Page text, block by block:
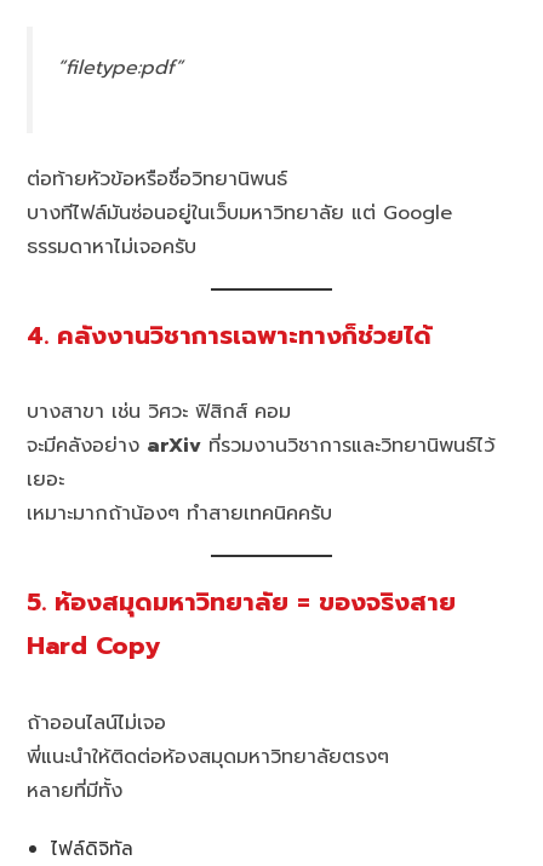
“filetype:pdf”
ต่อท้ายหัวข้อหรือชื่อวิทยานิพนธ์
บางทีไฟล์มันซ่อนอยู่ในเว็บมหาวิทยาลัย แต่ Google
ธรรมดาหาไม่เจอครับ
4. คลังงานวิชาการเฉพาะทางก็ช่วยได้
บางสาขา เช่น วิศวะ ฟิสิกส์ คอม
จะมีคลังอย่าง arXiv ที่รวมงานวิชาการและวิทยานิพนธ์ไว้
เยอะ
เหมาะมากถ้าน้องๆ ทำสายเทคนิคครับ
5. ห้องสมุดมหาวิทยาลัย = ของจริงสาย
Hard Copy
ถ้าออนไลน์ไม่เจอ
พี่แนะนำให้ติดต่อห้องสมุดมหาวิทยาลัยตรงๆ
หลายที่มีทั้ง
ไฟล์ดิจิทัล